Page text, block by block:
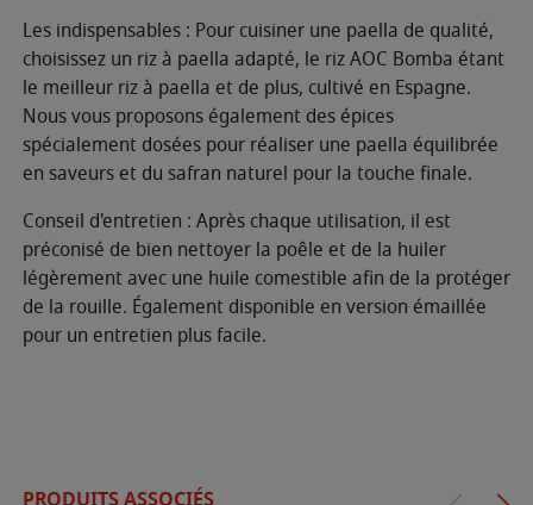
Les indispensables : Pour cuisiner une paella de qualité,
choisissez un riz à paella adapté, le riz AOC Bomba étant
le meilleur riz à paella et de plus, cultivé en Espagne.
Nous vous proposons également des épices
spécialement dosées pour réaliser une paella équilibrée
en saveurs et du safran naturel pour la touche finale.
Conseil d'entretien : Après chaque utilisation, il est
préconisé de bien nettoyer la poêle et de la huiler
légèrement avec une huile comestible afin de la protéger
de la rouille. Également disponible en version émaillée
pour un entretien plus facile.